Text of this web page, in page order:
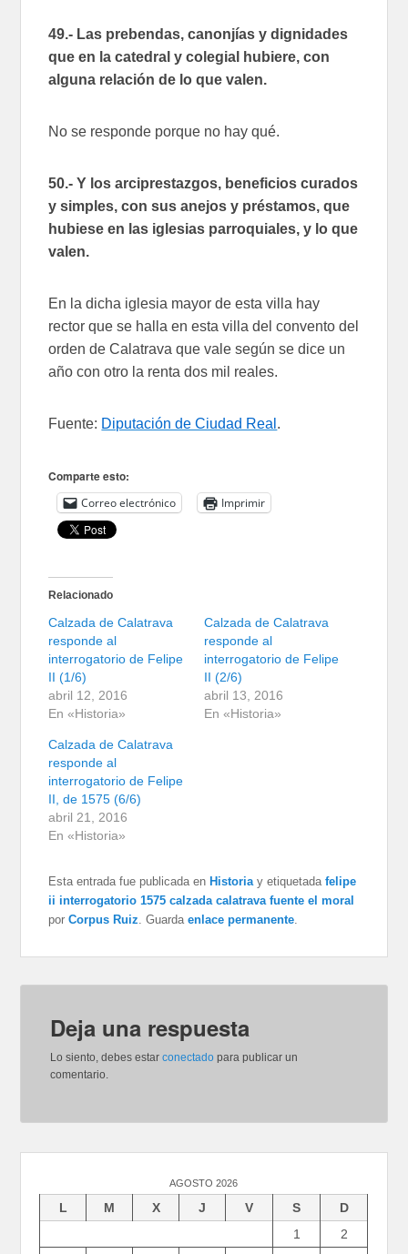
49.- Las prebendas, canonjías y dignidades
que en la catedral y colegial hubiere, con
alguna relación de lo que valen.
No se responde porque no hay qué.
50.- Y los arciprestazgos, beneficios curados
y simples, con sus anejos y préstamos, que
hubiese en las iglesias parroquiales, y lo que
valen.
En la dicha iglesia mayor de esta villa hay
rector que se halla en esta villa del convento del
orden de Calatrava que vale según se dice un
año con otro la renta dos mil reales.
Fuente: Diputación de Ciudad Real .
Comparte esto:
Correo electrónico Imprimir
Relacionado
Calzada de Calatrava
responde al
interrogatorio de Felipe
II (1/6)
abril 12, 2016
En «Historia»
Calzada de Calatrava
responde al
interrogatorio de Felipe
II (2/6)
abril 13, 2016
En «Historia»
Calzada de Calatrava
responde al
interrogatorio de Felipe
II, de 1575 (6/6)
abril 21, 2016
En «Historia»
Esta entrada fue publicada en Historia y etiquetadafelipe
ii interrogatorio 1575 calzada calatrava fuente el moral
porCorpus Ruiz . Guardaenlace permanente
Deja una respuesta
Lo siento, debes estarconectado para publicar un
comentario.
AGOSTO 2026
L M X J V S
D
1
2